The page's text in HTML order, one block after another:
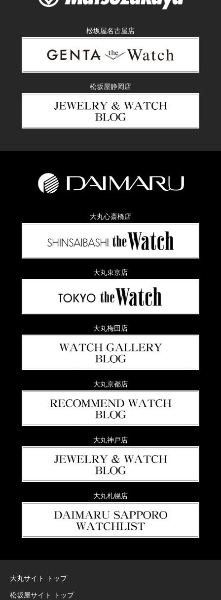
松坂屋名古屋店
松坂屋静岡店
大丸心斎橋店
大丸東京店
大丸梅田店
大丸京都店
大丸神戸店
大丸札幌店
大丸サイト トップ
松坂屋サイト トップ